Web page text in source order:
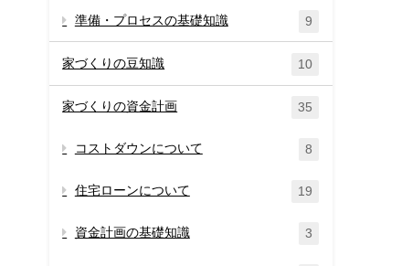
準備・プロセスの基礎知識 9
家づくりの豆知識 10
家づくりの資金計画 35
コストダウンについて 8
住宅ローンについて 19
資金計画の基礎知識 3